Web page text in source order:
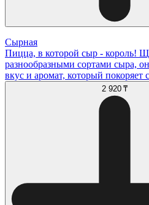
Сырная
Пицца, в которой сыр - король!
разнообразными сортами сыра,
вкус и аромат, который покоряет
2 920 ₸